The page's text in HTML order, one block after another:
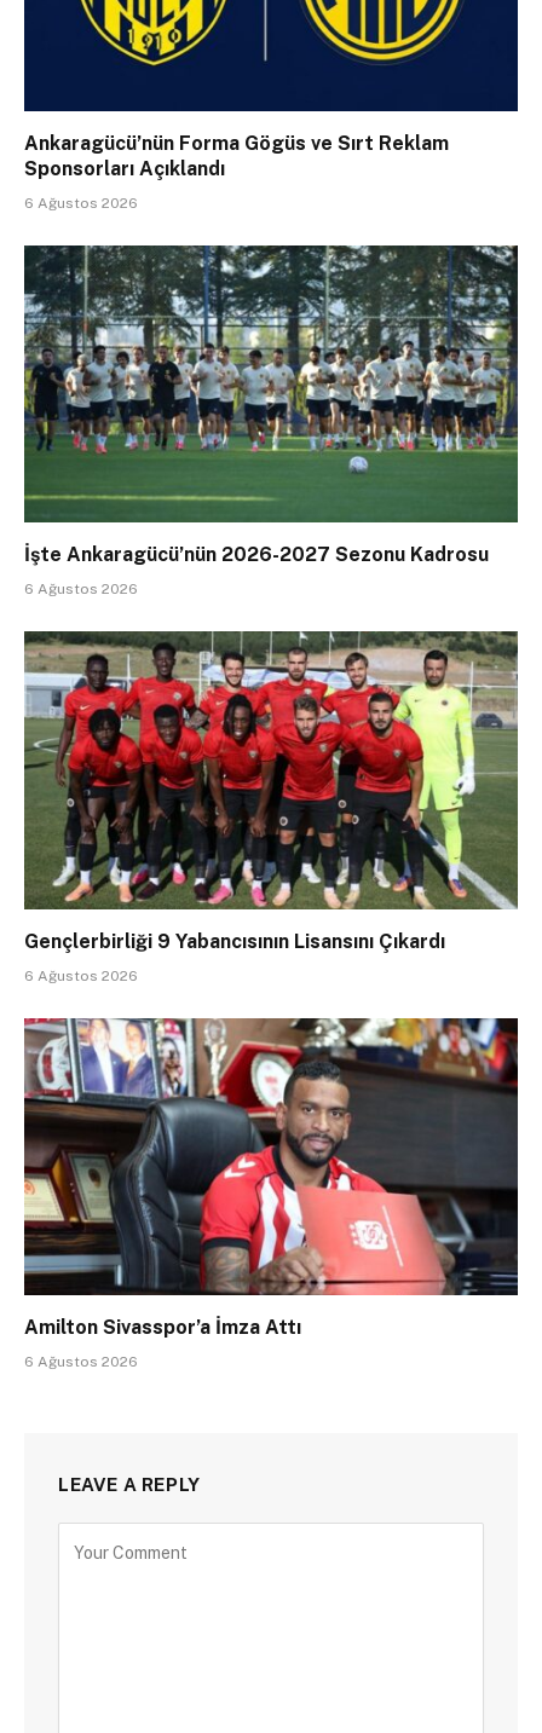
Ankaragücü’nün Forma Gögüs ve Sırt Reklam
Sponsorları Açıklandı
6 Ağustos 2026
İşte Ankaragücü’nün 2026-2027 Sezonu Kadrosu
6 Ağustos 2026
Gençlerbirliği 9 Yabancısının Lisansını Çıkardı
6 Ağustos 2026
Amilton Sivasspor’a İmza Attı
6 Ağustos 2026
LEAVE A REPLY